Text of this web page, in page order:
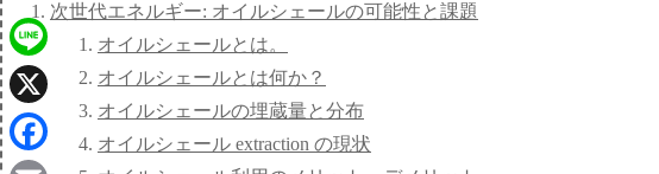
次世代エネルギー: オイルシェールの可能性と課題
オイルシェールとは。
オイルシェールとは何か？
オイルシェールの埋蔵量と分布
オイルシェール extraction の現状
Line
X
Facebook